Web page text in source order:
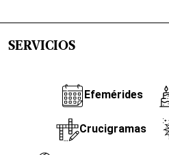
SERVICIOS
Efemérides
Crucigramas